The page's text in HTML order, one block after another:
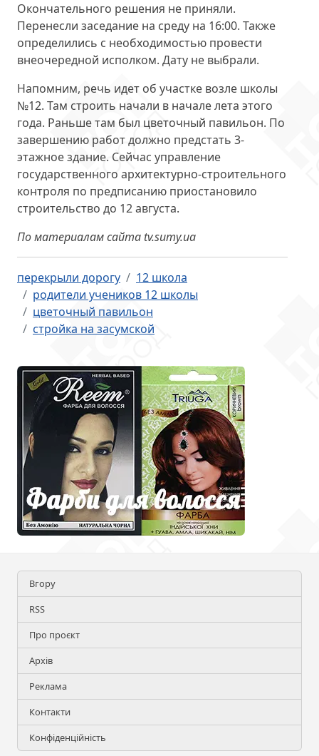
Окончательного решения не приняли.
Перенесли заседание на среду на 16:00. Также
определились с необходимостью провести
внеочередной исполком. Дату не выбрали.
Напомним, речь идет об участке возле школы
№12. Там строить начали в начале лета этого
года. Раньше там был цветочный павильон. По
завершению работ должно предстать 3-
этажное здание. Сейчас управление
государственного архитектурно-строительного
контроля по предписанию приостановило
строительство до 12 августа.
По материалам сайта tv.sumy.ua
перекрыли дорогу
12 школа
родители учеников 12 школы
цветочный павильон
стройка на засумской
Вгору
RSS
Про проєкт
Архів
Реклама
Контакти
Конфіденційність